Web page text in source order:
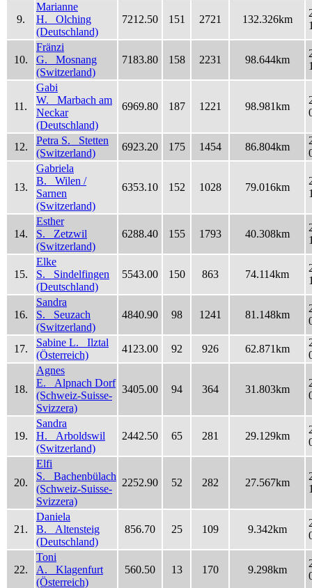
9.
Marianne
H. Olching
(Deutschland)
7212.50 151 2721 132.326km
10.
Fränzi
G. Mosnang
(Switzerland)
7183.80 158 2231 98.644km
11.
Gabi
W. Marbach am
Neckar
(Deutschland)
6969.80 187 1221 98.981km
12.
Petra S. Stetten
(Switzerland)
6923.20 175 1454 86.804km
13.
Gabriela
B. Wilen /
Sarnen
(Switzerland)
6353.10 152 1028 79.016km
14.
Esther
S. Zetzwil
(Switzerland)
6288.40 155 1793 40.308km
15.
Elke
S. Sindelfingen
(Deutschland)
5543.00 150 863 74.114km
16.
Sandra
S. Seuzach
(Switzerland)
4840.90 98 1241 81.148km
17.
Sabine L. Ilztal
(Österreich)
4123.00 92 926 62.871km
18.
Agnes
E. Alpnach Dorf
(Schweiz-Suisse-
Svizzera)
3405.00 94 364 31.803km
19.
Sandra
H. Arboldswil
(Switzerland)
2442.50 65 281 29.129km
20.
Elfi
S. Bachenbülach
(Schweiz-Suisse-
Svizzera)
2252.90 52 282 27.567km
21.
Daniela
B. Altensteig
(Deutschland)
856.70 25 109 9.342km
22.
Toni
A. Klagenfurt
(Österreich)
560.50 13 170 9.298km